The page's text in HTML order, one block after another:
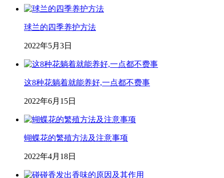
球兰的四季养护方法
2022年5月3日
这8种花躺着就能养好,一点都不费事
2022年6月15日
蝴蝶花的繁殖方法及注意事项
2022年4月18日